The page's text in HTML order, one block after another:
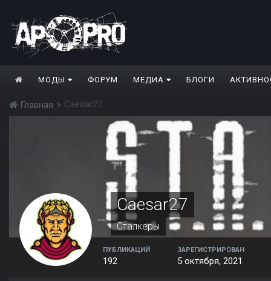
МОДЫ ФОРУМ МЕДИА БЛОГИ
Главная Caesar27
Caesar27
Сталкеры
ПУБЛИКАЦИЙ
192
ЗАРЕГИСТРИРОВАН
5 октября, 2021